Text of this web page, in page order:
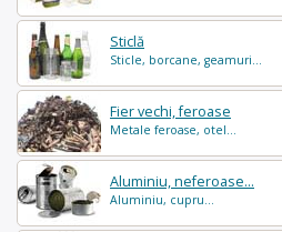
Sticlă
Sticle, borcane, geamuri...
Fier vechi, feroase
Metale feroase, otel...
Aluminiu, neferoase...
Aluminiu, cupru...